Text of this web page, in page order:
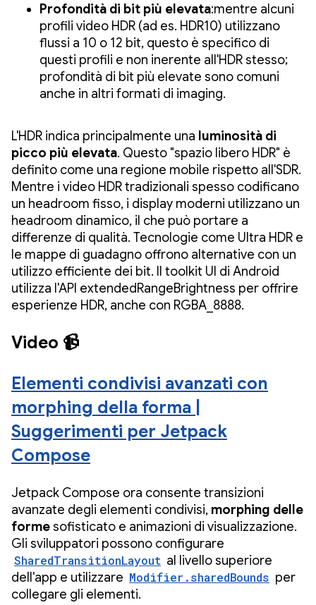
Profondità di bit più elevata:mentre alcuni
profili video HDR (ad es. HDR10) utilizzano
flussi a 10 o 12 bit, questo è specifico di
questi profili e non inerente all'HDR stesso;
profondità di bit più elevate sono comuni
anche in altri formati di imaging.
L'HDR indica principalmente una luminosità di
picco più elevata. Questo "spazio libero HDR" è
definito come una regione mobile rispetto all'SDR.
Mentre i video HDR tradizionali spesso codificano
un headroom fisso, i display moderni utilizzano un
headroom dinamico, il che può portare a
differenze di qualità. Tecnologie come Ultra HDR e
le mappe di guadagno offrono alternative con un
utilizzo efficiente dei bit. Il toolkit UI di Android
utilizza l'API extendedRangeBrightness per offrire
esperienze HDR, anche con RGBA_8888.
Video 📹
Elementi condivisi avanzati con
morphing della forma |
Suggerimenti per Jetpack
Compose
Jetpack Compose ora consente transizioni
avanzate degli elementi condivisi, morphing delle
formesofisticato e animazioni di visualizzazione.
Gli sviluppatori possono configurare
SharedTransitionLayout al livello superiore
dell'app e utilizzare Modifier.sharedBounds per
collegare gli elementi.